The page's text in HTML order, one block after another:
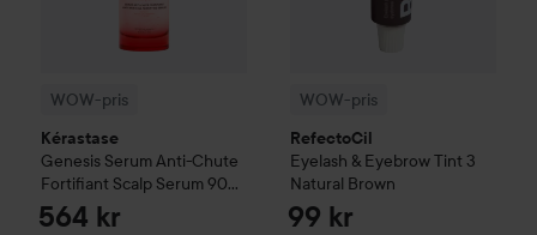
WOW-pris
Kérastase
Genesis Serum Anti-Chute
Fortifiant Scalp Serum90
ml
564 kr
WOW-pris
RefectoCil
Eyelash & Eyebrow Tint 3
Natural Brown
99 kr